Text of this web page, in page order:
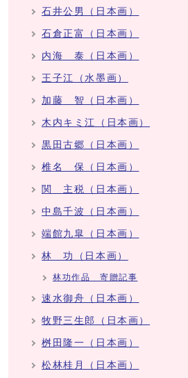
石井公男（日本画）
石倉正富（日本画）
内海 泰（日本画）
王子江（水墨画）
加藤 智（日本画）
木内キミ江（日本画）
黒田古郷（日本画）
椎名 保（日本画）
関 主税（日本画）
中島千波（日本画）
端館九皐（日本画）
林 功（日本画）
林功作品 寄贈記事
速水御舟（日本画）
牧野三生郎（日本画）
桝田隆一（日本画）
松林桂月（日本画）